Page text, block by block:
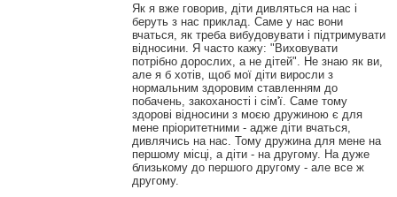
Як я вже говорив, діти дивляться на нас і
беруть з нас приклад. Саме у нас вони
вчаться, як треба вибудовувати і підтримувати
відносини. Я часто кажу: "Виховувати
потрібно дорослих, а не дітей". Не знаю як ви,
але я б хотів, щоб мої діти виросли з
нормальним здоровим ставленням до
побачень, закоханості і сім'ї. Саме тому
здорові відносини з моєю дружиною є для
мене пріоритетними - адже діти вчаться,
дивлячись на нас. Тому дружина для мене на
першому місці, а діти - на другому. На дуже
близькому до першого другому - але все ж
другому.